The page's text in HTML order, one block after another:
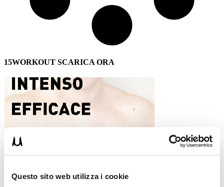
Questo sito web utilizza i cookie
15WORKOUT SCARICA ORA